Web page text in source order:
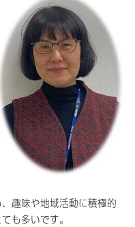
趣味や地域活動に積極的
も多いです。